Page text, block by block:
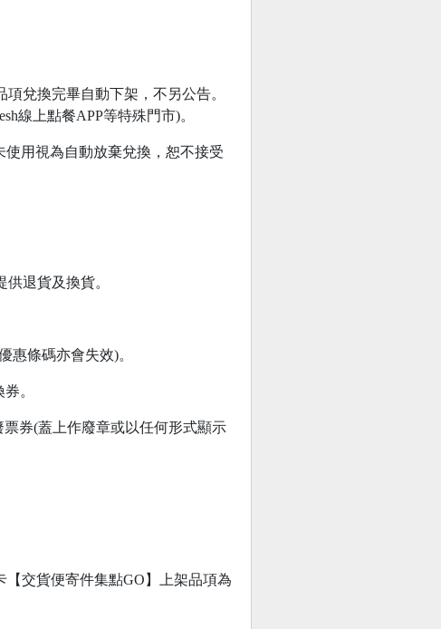
兌換完畢自動下架，不另公告。
線上點餐APP等特殊門市)。
使用視為自動放棄兌換，恕不接受
退貨及換貨。
惠條碼亦會失效)。
。
券(蓋上作廢章或以任何形式顯示
【交貨便寄件集點GO】上架品項為